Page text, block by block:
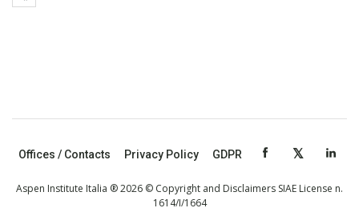
Offices / Contacts Privacy Policy GDPR
Aspen Institute Italia ® 2026 © Copyright and Disclaimers SIAE License n.
1614/I/1664